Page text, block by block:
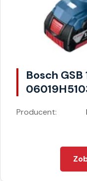
Bosch
Producent: